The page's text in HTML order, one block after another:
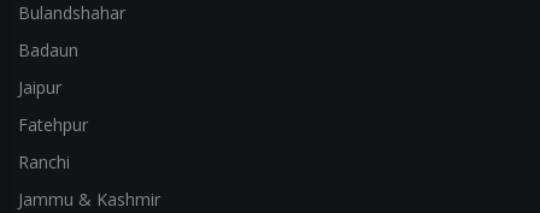
Bulandshahar
Badaun
Jaipur
Fatehpur
Ranchi
Jammu & Kashmir